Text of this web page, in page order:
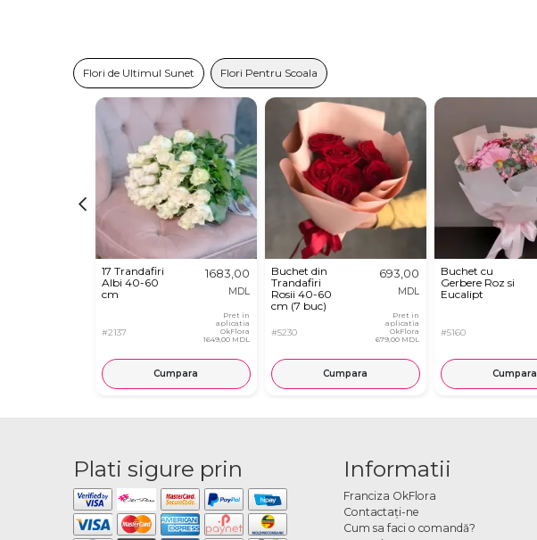
Flori de Ultimul Sunet Flori Pentru Scoala
17 Trandafiri
Albi 40-60
cm
#2137
1683,00
MDL
Pret in
aplicatia
OkFlora
1649,00 MDL
Cumpara
Buchet din
Trandafiri
Rosii 40-60
cm (7 buc)
#5230
693,00
MDL
Pret in
aplicatia
OkFlora
679,00 MDL
Cumpara
Buchet cu
Gerbere Roz si
Eucalipt
#5160
Cumpara
Plati sigure prin Informatii
Franciza OkFlora
Contactaţi-ne
Cum sa faci o comandă?